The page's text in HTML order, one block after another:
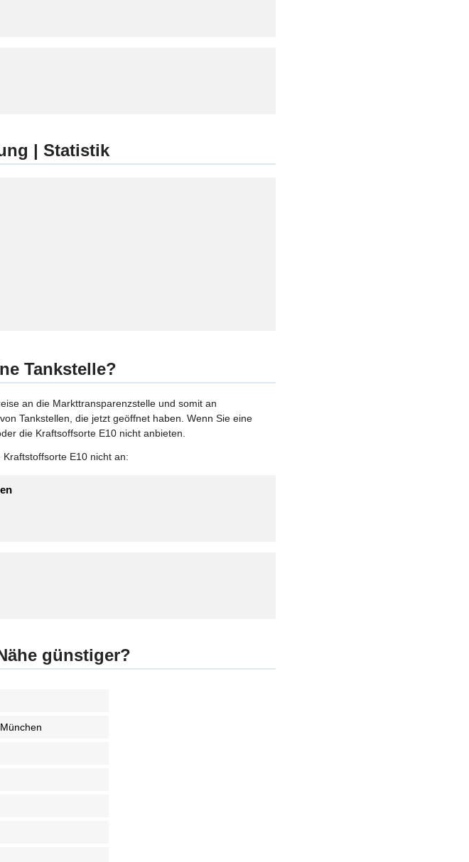
| Statistik
Tankstelle?
an die Markttransparenzstelle und somit an
Tankstellen, die jetzt geöffnet haben. Wenn Sie eine
die Kraftsoffsorte E10 nicht anbieten.
E10 nicht an:
günstiger?